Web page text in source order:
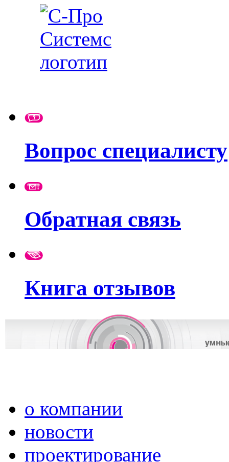
Вопрос специалисту
Обратная связь
Книга отзывов
о компании
новости
проектирование